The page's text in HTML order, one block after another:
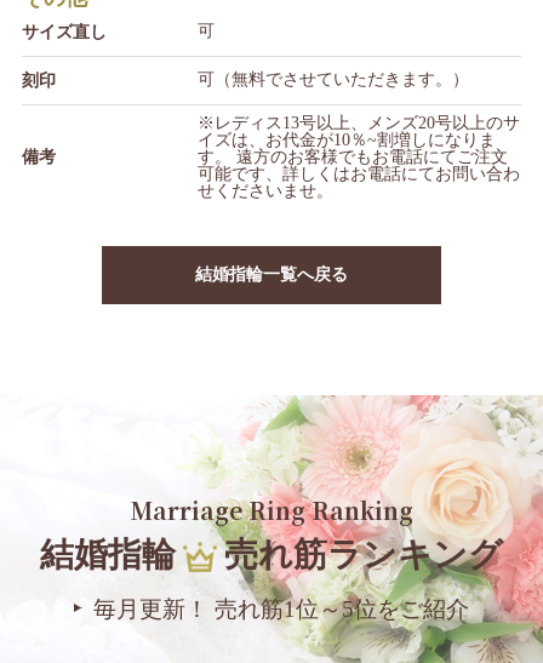
サイズ直し 可
刻印 可（無料でさせていただきます。）
備考
※レディス13号以上、メンズ20号以上のサ
イズは、お代金が10％~割増しになりま
す。 遠方のお客様でもお電話にてご注文
可能です、詳しくはお電話にてお問い合わ
せくださいませ。
結婚指輪一覧へ戻る
Marriage Ring Ranking
結婚指輪 売れ筋ランキング
毎月更新！ 売れ筋1位～5位をご紹介